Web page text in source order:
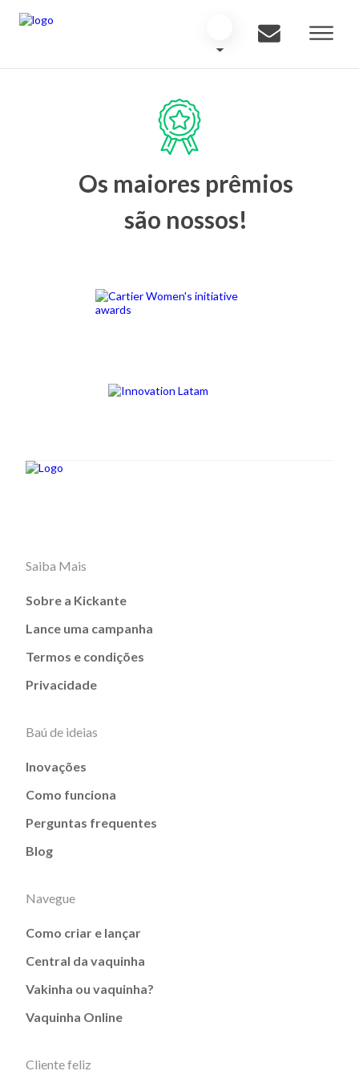
Os maiores prêmios
são nossos!
Saiba Mais
Sobre a Kickante
Lance uma campanha
Termos e condições
Privacidade
Baú de ideias
Inovações
Como funciona
Perguntas frequentes
Blog
Navegue
Como criar e lançar
Central da vaquinha
Vakinha ou vaquinha?
Vaquinha Online
Cliente feliz